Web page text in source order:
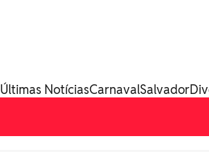
Últimas NotíciasCarnavalSalvador